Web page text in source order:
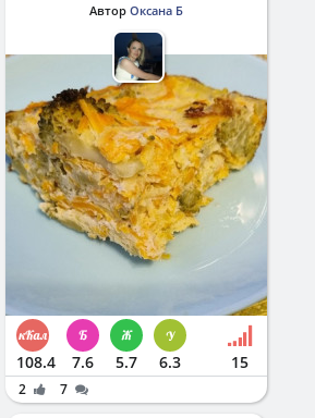
Автор Оксана Б
108.4 7.6 5.7 6.3 15
2 7